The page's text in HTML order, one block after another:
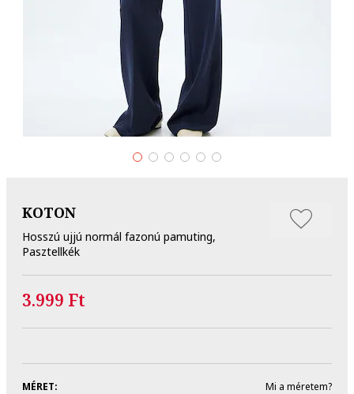
KOTON
Hosszú ujjú normál fazonú pamuting,
Pasztellkék
3.999 Ft
MÉRET: Mi a méretem?